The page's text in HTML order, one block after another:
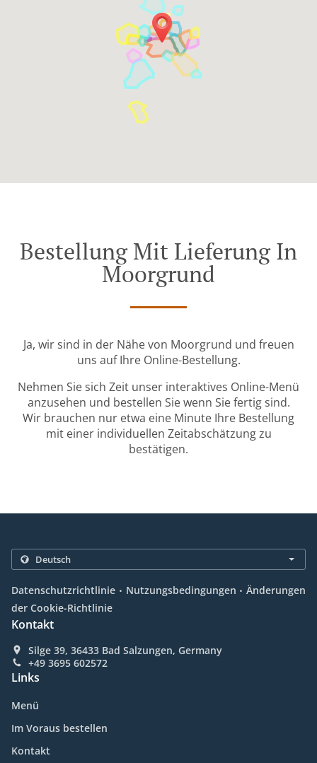
Bestellung Mit Lieferung In
Moorgrund
Ja, wir sind in der Nähe von Moorgrund und freuen
uns auf Ihre Online-Bestellung.
Nehmen Sie sich Zeit unser interaktives Online-Menü
anzusehen und bestellen Sie wenn Sie fertig sind.
Wir brauchen nur etwa eine Minute Ihre Bestellung
mit einer individuellen Zeitabschätzung zu
bestätigen.
Datenschutzrichtlinie . Nutzungsbedingungen . Änderungen
der Cookie-Richtlinie
Kontakt
Silge 39, 36433 Bad Salzungen, Germany
+49 3695 602572
Links
Menü
Im Voraus bestellen
Kontakt